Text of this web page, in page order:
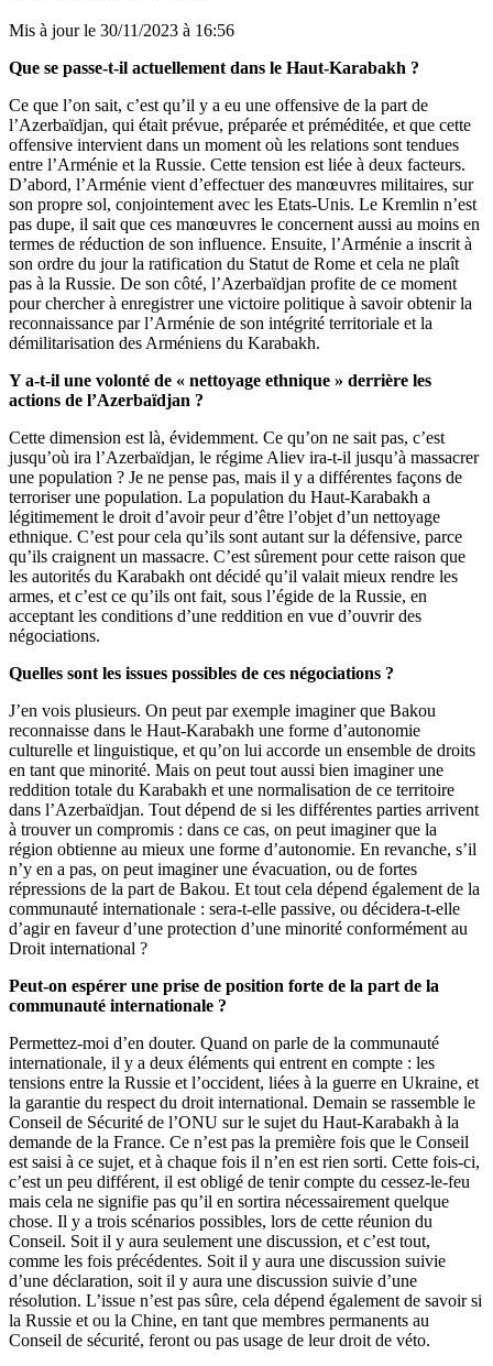
Mis à jour le 30/11/2023 à 16:56
Que se passe-t-il actuellement dans le Haut-Karabakh ?
Ce que l’on sait, c’est qu’il y a eu une offensive de la part de
l’Azerbaïdjan, qui était prévue, préparée et préméditée, et que cette
offensive intervient dans un moment où les relations sont tendues
entre l’Arménie et la Russie. Cette tension est liée à deux facteurs.
D’abord, l’Arménie vient d’effectuer des manœuvres militaires, sur
son propre sol, conjointement avec les Etats-Unis. Le Kremlin n’est
pas dupe, il sait que ces manœuvres le concernent aussi au moins en
termes de réduction de son influence. Ensuite, l’Arménie a inscrit à
son ordre du jour la ratification du Statut de Rome et cela ne plaît
pas à la Russie. De son côté, l’Azerbaïdjan profite de ce moment
pour chercher à enregistrer une victoire politique à savoir obtenir la
reconnaissance par l’Arménie de son intégrité territoriale et la
démilitarisation des Arméniens du Karabakh.
Y a-t-il une volonté de « nettoyage ethnique » derrière les
actions de l’Azerbaïdjan ?
Cette dimension est là, évidemment. Ce qu’on ne sait pas, c’est
jusqu’où ira l’Azerbaïdjan, le régime Aliev ira-t-il jusqu’à massacrer
une population ? Je ne pense pas, mais il y a différentes façons de
terroriser une population. La population du Haut-Karabakh a
légitimement le droit d’avoir peur d’être l’objet d’un nettoyage
ethnique. C’est pour cela qu’ils sont autant sur la défensive, parce
qu’ils craignent un massacre. C’est sûrement pour cette raison que
les autorités du Karabakh ont décidé qu’il valait mieux rendre les
armes, et c’est ce qu’ils ont fait, sous l’égide de la Russie, en
acceptant les conditions d’une reddition en vue d’ouvrir des
négociations.
Quelles sont les issues possibles de ces négociations ?
J’en vois plusieurs. On peut par exemple imaginer que Bakou
reconnaisse dans le Haut-Karabakh une forme d’autonomie
culturelle et linguistique, et qu’on lui accorde un ensemble de droits
en tant que minorité. Mais on peut tout aussi bien imaginer une
reddition totale du Karabakh et une normalisation de ce territoire
dans l’Azerbaïdjan. Tout dépend de si les différentes parties arrivent
à trouver un compromis : dans ce cas, on peut imaginer que la
région obtienne au mieux une forme d’autonomie. En revanche, s’il
n’y en a pas, on peut imaginer une évacuation, ou de fortes
répressions de la part de Bakou. Et tout cela dépend également de la
communauté internationale : sera-t-elle passive, ou décidera-t-elle
d’agir en faveur d’une protection d’une minorité conformément au
Droit international ?
Peut-on espérer une prise de position forte de la part de la
communauté internationale ?
Permettez-moi d’en douter. Quand on parle de la communauté
internationale, il y a deux éléments qui entrent en compte : les
tensions entre la Russie et l’occident, liées à la guerre en Ukraine, et
la garantie du respect du droit international. Demain se rassemble le
Conseil de Sécurité de l’ONU sur le sujet du Haut-Karabakh à la
demande de la France. Ce n’est pas la première fois que le Conseil
est saisi à ce sujet, et à chaque fois il n’en est rien sorti. Cette fois-ci,
c’est un peu différent, il est obligé de tenir compte du cessez-le-feu
mais cela ne signifie pas qu’il en sortira nécessairement quelque
chose. Il y a trois scénarios possibles, lors de cette réunion du
Conseil. Soit il y aura seulement une discussion, et c’est tout,
comme les fois précédentes. Soit il y aura une discussion suivie
d’une déclaration, soit il y aura une discussion suivie d’une
résolution. L’issue n’est pas sûre, cela dépend également de savoir si
la Russie et ou la Chine, en tant que membres permanents au
Conseil de sécurité, feront ou pas usage de leur droit de véto.